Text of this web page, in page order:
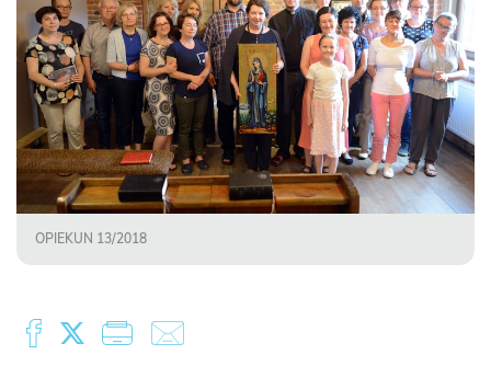
OPIEKUN 13/2018